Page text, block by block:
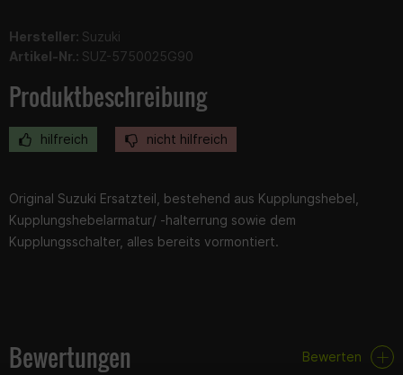
Hersteller: Suzuki
Artikel-Nr.: SUZ-5750025G90
Produktbeschreibung
hilfreich nicht hilfreich
Original Suzuki Ersatzteil, bestehend aus Kupplungshebel,
Kupplungshebelarmatur/ -halterrung sowie dem
Kupplungsschalter, alles bereits vormontiert.
Bewertungen Bewerten